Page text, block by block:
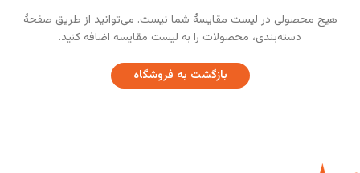
هیج محصولی در لیست مقایسۀ شما نیست. می‌توانید از طریق صفحۀ
دسته‌بندی، محصولات را به لیست مقایسه اضافه کنید.
بازگشت به فروشگاه